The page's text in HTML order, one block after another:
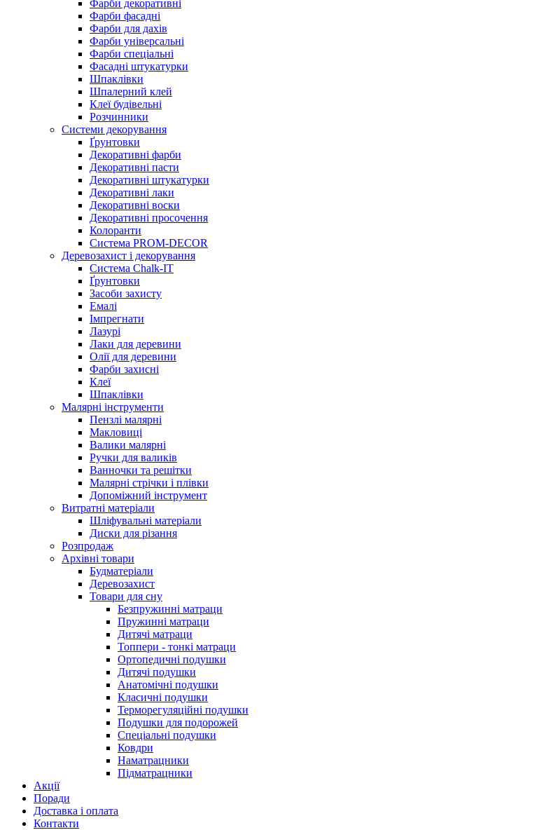
Фарби декоративні
Фарби фасадні
Фарби для дахів
Фарби універсальні
Фарби спеціальні
Фасадні штукатурки
Шпаклівки
Шпалерний клей
Клеї будівельні
Розчинники
Системи декорування
Ґрунтовки
Декоративні фарби
Декоративні пасти
Декоративні штукатурки
Декоративні лаки
Декоративні воски
Декоративні просочення
Колоранти
Система PROM-DECOR
Деревозахист і декорування
Система Chalk-IT
Ґрунтовки
Засоби захисту
Емалі
Імпрегнати
Лазурі
Лаки для деревини
Олії для деревини
Фарби захисні
Клеї
Шпаклівки
Малярні інструменти
Пензлі малярні
Макловиці
Валики малярні
Ручки для валиків
Ванночки та решітки
Малярні стрічки і плівки
Допоміжний інструмент
Витратні матеріали
Шліфувальні матеріали
Диски для різання
Розпродаж
Архівні товари
Будматеріали
Деревозахист
Товари для сну
Безпружинні матраци
Пружинні матраци
Дитячі матраци
Топпери - тонкі матраци
Ортопедичні подушки
Дитячі подушки
Анатомічні подушки
Класичні подушки
Терморегуляційні подушки
Подушки для подорожей
Спеціальні подушки
Ковдри
Наматрацники
Підматрацники
Акції
Поради
Доставка і оплата
Контакти